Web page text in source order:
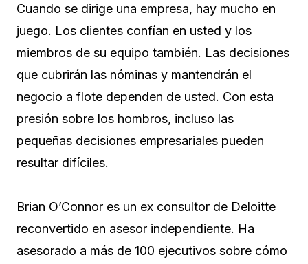
Cuando se dirige una empresa, hay mucho en
juego. Los clientes confían en usted y los
miembros de su equipo también. Las decisiones
que cubrirán las nóminas y mantendrán el
negocio a flote dependen de usted. Con esta
presión sobre los hombros, incluso las
pequeñas decisiones empresariales pueden
resultar difíciles.
Brian O’Connor es un ex consultor de Deloitte
reconvertido en asesor independiente. Ha
asesorado a más de 100 ejecutivos sobre cómo